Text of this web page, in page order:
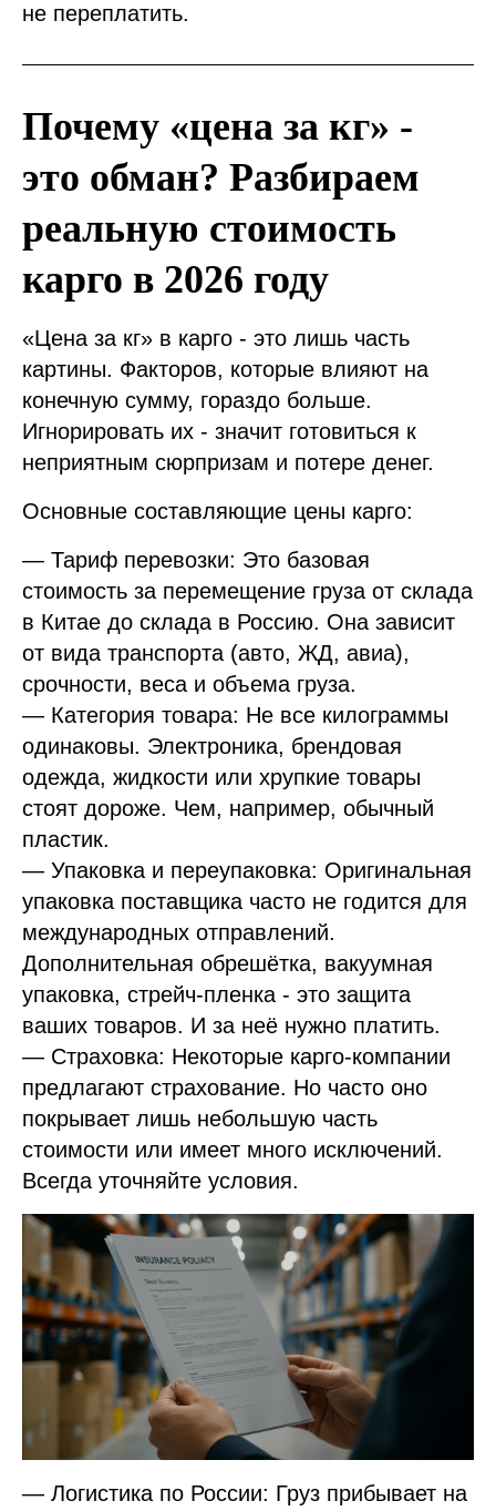
не переплатить.
Почему «цена за кг» -
это обман? Разбираем
реальную стоимость
карго в 2026 году
«Цена за кг» в карго - это лишь часть
картины. Факторов, которые влияют на
конечную сумму, гораздо больше.
Игнорировать их - значит готовиться к
неприятным сюрпризам и потере денег.
Основные составляющие цены карго:
— Тариф перевозки: Это базовая
стоимость за перемещение груза от склада
в Китае до склада в Россию. Она зависит
от вида транспорта (авто, ЖД, авиа),
срочности, веса и объема груза.
— Категория товара: Не все килограммы
одинаковы. Электроника, брендовая
одежда, жидкости или хрупкие товары
стоят дороже. Чем, например, обычный
пластик.
— Упаковка и переупаковка: Оригинальная
упаковка поставщика часто не годится для
международных отправлений.
Дополнительная обрешётка, вакуумная
упаковка, стрейч-пленка - это защита
ваших товаров. И за неё нужно платить.
— Страховка: Некоторые карго-компании
предлагают страхование. Но часто оно
покрывает лишь небольшую часть
стоимости или имеет много исключений.
Всегда уточняйте условия.
— Логистика по России: Груз прибывает на